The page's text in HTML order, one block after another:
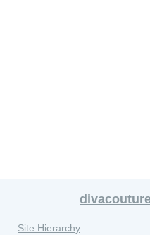
Site Hierarchy